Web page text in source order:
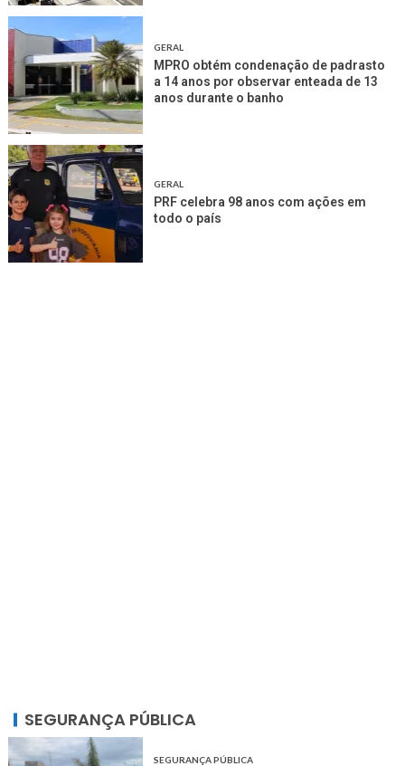
GERAL
MPRO obtém condenação de padrasto
a 14 anos por observar enteada de 13
anos durante o banho
GERAL
PRF celebra 98 anos com ações em
todo o país
SEGURANÇA PÚBLICA
SEGURANÇA PÚBLICA